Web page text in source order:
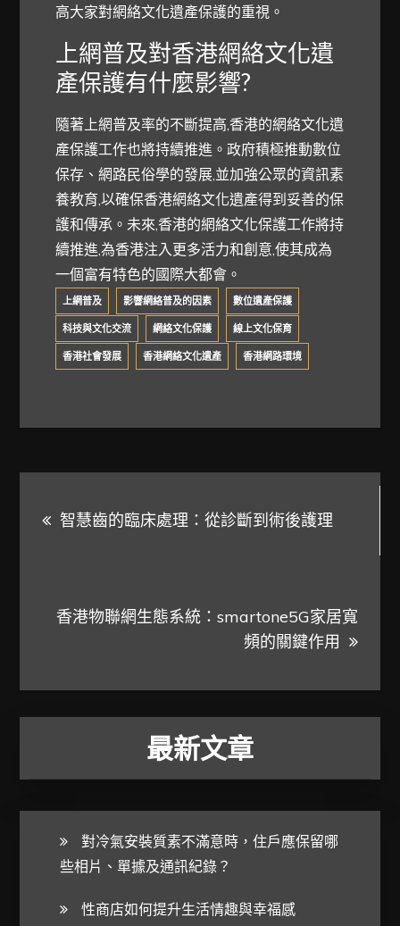
高大家對網絡文化遺產保護的重視。
上網普及對香港網絡文化遺
產保護有什麼影響?
隨著上網普及率的不斷提高,香港的網絡文化遺
產保護工作也將持續推進。政府積極推動數位
保存、網路民俗學的發展,並加強公眾的資訊素
養教育,以確保香港網絡文化遺產得到妥善的保
護和傳承。未來,香港的網絡文化保護工作將持
續推進,為香港注入更多活力和創意,使其成為
一個富有特色的國際大都會。
上網普及 影響網絡普及的因素 數位遺產保護
科技與文化交流 網絡文化保護 線上文化保育
香港社會發展 香港網絡文化遺產 香港網路環境
智慧齒的臨床處理：從診斷到術後護理
香港物聯網生態系統：smartone5G家居寬
頻的關鍵作用
最新文章
對冷氣安裝質素不滿意時，住戶應保留哪
些相片、單據及通訊紀錄？
性商店如何提升生活情趣與幸福感